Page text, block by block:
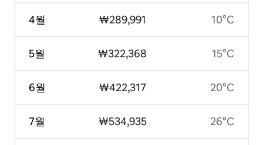
4월
5월
6월
7월
₩289,991
₩322,368
₩422,317
₩534,935
10°C
15°C
20°C
26°C